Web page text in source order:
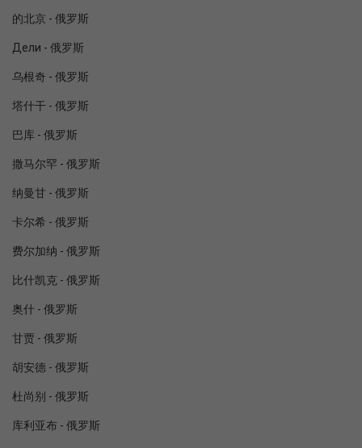
的北京 - 俄罗斯
Дели - 俄罗斯
乌根奇 - 俄罗斯
塔什干 - 俄罗斯
巴库 - 俄罗斯
撒马尔罕 - 俄罗斯
纳曼甘 - 俄罗斯
卡尔希 - 俄罗斯
费尔加纳 - 俄罗斯
比什凯克 - 俄罗斯
奥什 - 俄罗斯
甘贾 - 俄罗斯
胡安德 - 俄罗斯
杜尚别 - 俄罗斯
库利亚布 - 俄罗斯